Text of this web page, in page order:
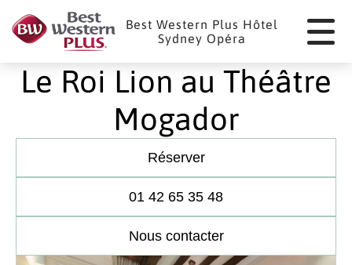
Best Western Plus Hôtel
Sydney Opéra
Le Roi Lion au Théâtre
Mogador
Réserver
01 42 65 35 48
Nous contacter